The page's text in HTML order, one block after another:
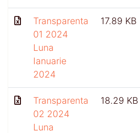
Transparenta
01 2024
Luna
Ianuarie
2024
17.89 KB
Transparenta
02 2024
Luna
18.29 KB